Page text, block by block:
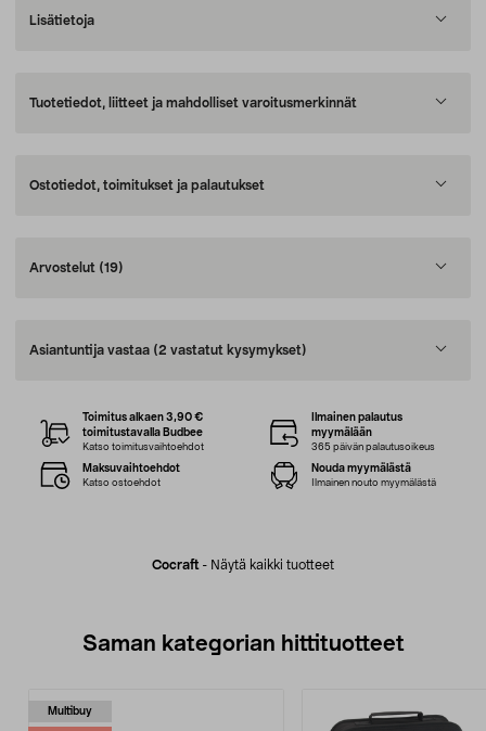
Lisätietoja
Tuotetiedot, liitteet ja mahdolliset varoitusmerkinnät
Ostotiedot, toimitukset ja palautukset
Arvostelut (19)
Asiantuntija vastaa (2 vastatut kysymykset)
Cocraft - Näytä kaikki tuotteet
Toimitus alkaen 3,90 €
toimitustavalla Budbee
Katso toimitusvaihtoehdot
Ilmainen palautus
myymälään
365 päivän palautusoikeus
Maksuvaihtoehdot
Katso ostoehdot
Nouda myymälästä
Ilmainen nouto myymälästä
Saman kategorian hittituotteet
Multibuy